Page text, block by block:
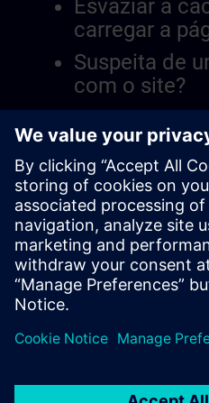
Esvaziar a
carregar a
Suspeita de
com o site?
Relatar a questão